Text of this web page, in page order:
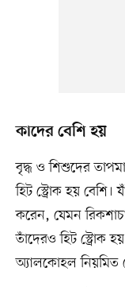
কাদের বেশি হয়
বৃদ্ধ ও শিশুদের
হিট স্ট্রোক হয় বেশি।
করেন, যেমন
তাঁদেরও হিট স্ট্রোক
অ্যালকোহল নিয়মিত